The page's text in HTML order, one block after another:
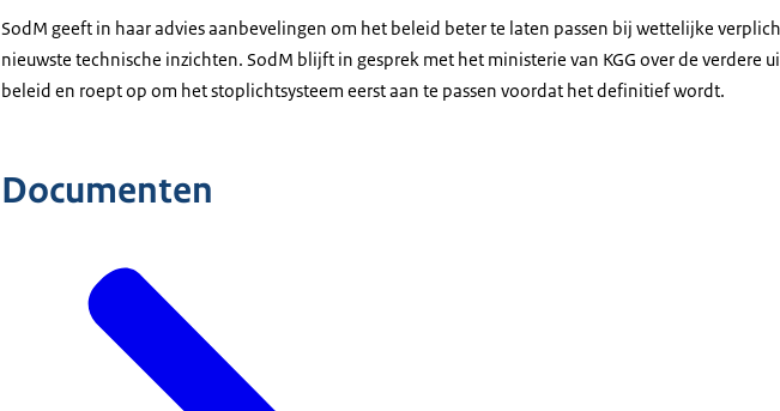
SodM geeft in haar advies aanbevelingen om het beleid beter te laten passen bij wettelijke
nieuwste technische inzichten. SodM blijft in gesprek met het ministerie van KGG over de verdere
beleid en roept op om het stoplichtsysteem eerst aan te passen voordat het definitief wordt.
Documenten